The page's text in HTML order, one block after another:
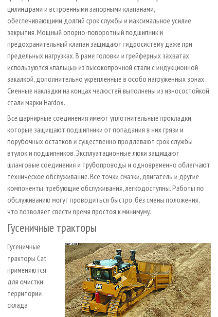
цилиндрами и встроенными запорными клапанами,
обеспечивающими долгий срок службы и максимальное усилие
закрытия. Мощный опорно-поворотный подшипник и
предохранительный клапан защищают гидросистему даже при
предельных нагрузках. В раме головки и грейферных захватах
используются «пальцы» из высокопрочной стали с индукционной
закалкой, дополнительно укрепленные в особо нагруженных зонах.
Сменные накладки на концах челюстей выполнены из износостойкой
стали марки Hardox.
Все шарнирные соединения имеют уплотнительные прокладки,
которые защищают подшипники от попадания в них грязи и
порубочных остатков и существенно продлевают срок службы
втулок и подшипников. Эксплуатационные люки защищают
шланговые соединения и трубопроводы и одновременно облегчают
техническое обслуживание. Все точки смазки, двигатель и другие
компоненты, требующие обслуживания, легкодоступны. Работы по
обслуживанию могут проводиться быстро, без смены положения,
что позволяет свести время простоя к минимуму.
Гусеничные тракторы
Гусеничные
тракторы Cat
применяются
для очистки
территории
склада